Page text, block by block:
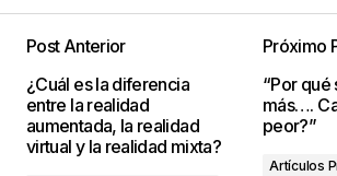
[…] No hace falta ser una empresa
ser una Gran Empresa Leer ahora
Modo Claro […]
Grandes Pymes: cuando el tiempo
– Grandes Pymes
9 julio, 2026 at 9:11 am
Post Anterior
¿Cuál es la diferencia
entre la realidad
aumentada, la realidad
virtual y la realidad mixta?
Próximo
“Por qué
más….
peor?”
Artículos